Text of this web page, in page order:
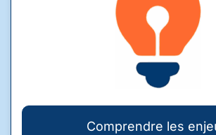
Comprendre les